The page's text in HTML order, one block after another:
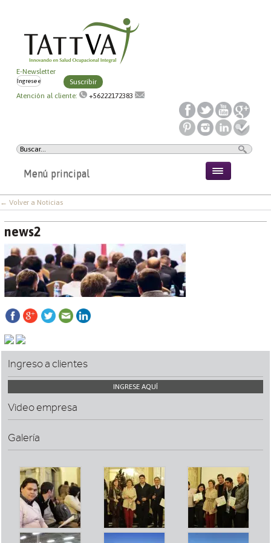
E-Newsletter
Suscribir
Atención al cliente:
+56222172383
Menú principal
← Volver a Noticias
news2
Ingreso a clientes
INGRESE AQUÍ
Video empresa
Galería